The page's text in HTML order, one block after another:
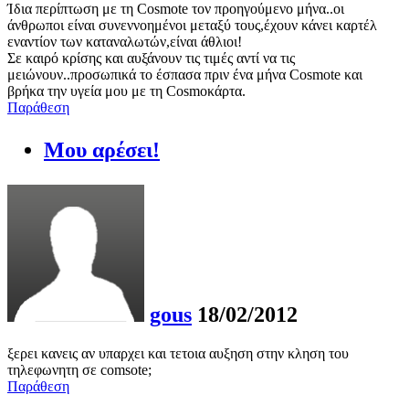
Ίδια περίπτωση με τη Cosmote τον προηγούμενο μήνα..οι
άνθρωποι είναι συνεννοημένοι μεταξύ τους,έχουν κάνει καρτέλ
εναντίον των καταναλωτών,είναι άθλιοι!
Σε καιρό κρίσης και αυξάνουν τις τιμές αντί να τις
μειώνουν..προσωπικά το έσπασα πριν ένα μήνα Cosmote και
βρήκα την υγεία μου με τη Cosmoκάρτα.
Παράθεση
Μου αρέσει!
gous 18/02/2012
ξερει κανεις αν υπαρχει και τετοια αυξηση στην κληση του
τηλεφωνητη σε comsote;
Παράθεση